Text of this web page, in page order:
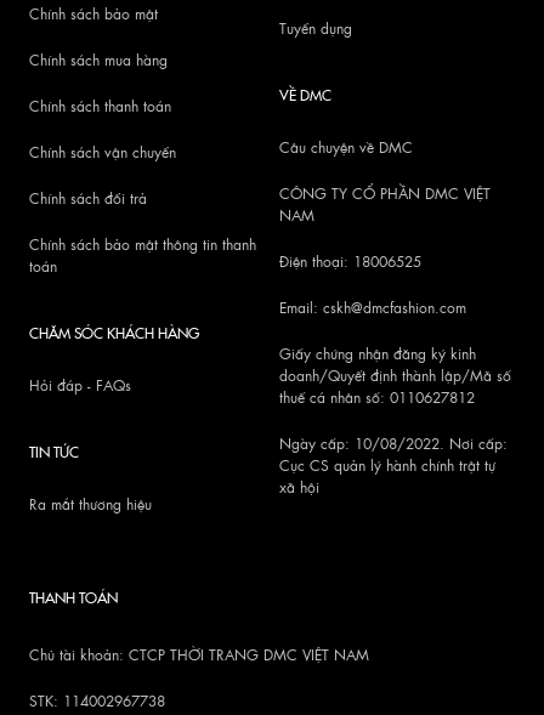
Chính sách bảo mật
Chính sách mua hàng
Chính sách thanh toán
Chính sách vận chuyển
Chính sách đổi trả
Chính sách bảo mật thông tin thanh
toán
CHĂM SÓC KHÁCH HÀNG
Hỏi đáp - FAQs
TIN TỨC
Ra mắt thương hiệu
Tuyển dụng
VỀ DMC
Câu chuyện về DMC
CÔNG TY CỔ PHẦN DMC VIỆT
NAM
Điện thoại: 18006525
Email: cskh@dmcfashion.com
Giấy chứng nhận đăng ký kinh
doanh/Quyết định thành lập/Mã số
thuế cá nhân số: 0110627812
Ngày cấp: 10/08/2022. Nơi cấp:
Cục CS quản lý hành chính trật tự
xã hội
THANH TOÁN
Chủ tài khoản: CTCP THỜI TRANG DMC VIỆT NAM
STK: 114002967738